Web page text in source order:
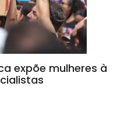
expõe mulheres à